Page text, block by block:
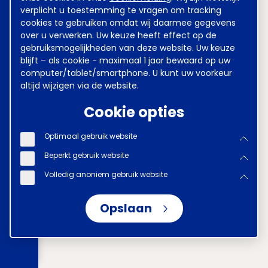
verplicht u toestemming te vragen om tracking
cookies te gebruiken omdat wij daarmee gegevens
over u verwerken. Uw keuze heeft effect op de
gebruiksmogelijkheden van deze website. Uw keuze
blijft – als cookie - maximaal 1 jaar bewaard op uw
computer/tablet/smartphone. U kunt uw voorkeur
altijd wijzigen via de website.
Cookie opties
Optimaal gebruik website
Beperkt gebruik website
Volledig anoniem gebruik website
Opslaan